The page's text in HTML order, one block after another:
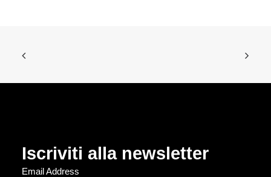
Iscriviti alla newsletter
Email Address